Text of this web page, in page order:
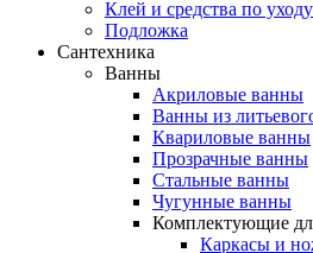
Клей и средства по уходу
Подложка
Сантехника
Ванны
Акриловые ванны
Ванны из
Квариловые ванны
Прозрачные ванны
Стальные ванны
Чугунные ванны
Комплектующие
Каркасы и